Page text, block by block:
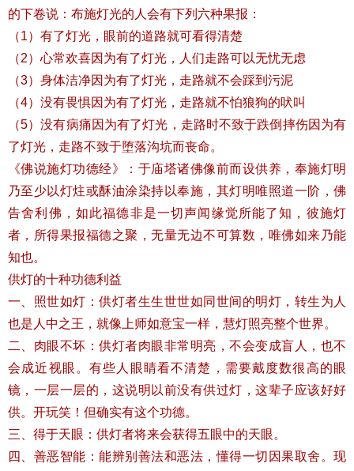
的下卷说：布施灯光的人会有下列六种果报：
（1）有了灯光，眼前的道路就可看得清楚
（2）心常欢喜因为有了灯光，人们走路可以无忧无虑
（3）身体洁净因为有了灯光，走路就不会踩到污泥
（4）没有畏惧因为有了灯光，走路就不怕狼狗的吠叫
（5）没有病痛因为有了灯光，走路时不致于跌倒摔伤因为有
了灯光，走路不致于堕落沟坑而丧命。
《佛说施灯功德经》：于庙塔诸佛像前而设供养，奉施灯明
乃至少以灯炷或酥油涂染持以奉施，其灯明唯照道一阶，佛
告舍利佛，如此福德非是一切声闻缘觉所能了知，彼施灯
者，所得果报福德之聚，无量无边不可算数，唯佛如来乃能
知也。
供灯的十种功德利益
一、照世如灯：供灯者生生世世如同世间的明灯，转生为人
也是人中之王，就像上师如意宝一样，慧灯照亮整个世界。
二、肉眼不坏：供灯者肉眼非常明亮，不会变成盲人，也不
会成近视眼。有些人眼睛看不清楚，需要戴度数很高的眼
镜，一层一层的，这说明以前没有供过灯，这辈子应该好好
供。开玩笑！但确实有这个功德。
三、得于天眼：供灯者将来会获得五眼中的天眼。
四、善恶智能：能辨别善法和恶法，懂得一切因果取舍。现